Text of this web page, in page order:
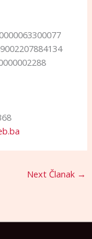
Next Članak →